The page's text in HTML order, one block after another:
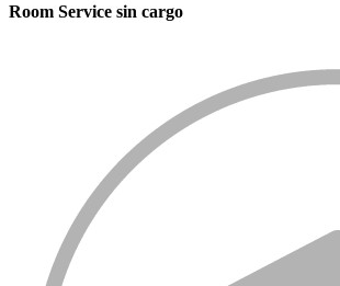
Room Service sin cargo